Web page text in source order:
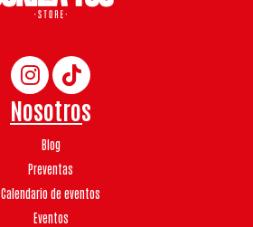
Nosotros
Blog
Preventas
Calendario de eventos
Eventos